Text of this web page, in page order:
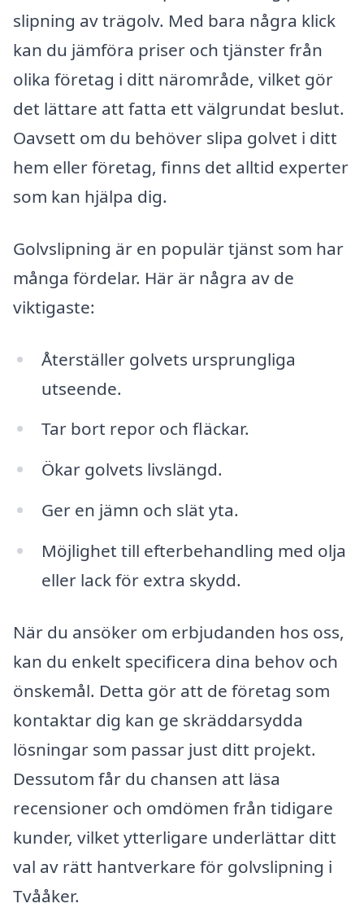
slipning av trägolv. Med bara några klick
kan du jämföra priser och tjänster från
olika företag i ditt närområde, vilket gör
det lättare att fatta ett välgrundat beslut.
Oavsett om du behöver slipa golvet i ditt
hem eller företag, finns det alltid experter
som kan hjälpa dig.
Golvslipning är en populär tjänst som har
många fördelar. Här är några av de
viktigaste:
Återställer golvets ursprungliga
utseende.
Tar bort repor och fläckar.
Ökar golvets livslängd.
Ger en jämn och slät yta.
Möjlighet till efterbehandling med olja
eller lack för extra skydd.
När du ansöker om erbjudanden hos oss,
kan du enkelt specificera dina behov och
önskemål. Detta gör att de företag som
kontaktar dig kan ge skräddarsydda
lösningar som passar just ditt projekt.
Dessutom får du chansen att läsa
recensioner och omdömen från tidigare
kunder, vilket ytterligare underlättar ditt
val av rätt hantverkare för golvslipning i
Tvååker.